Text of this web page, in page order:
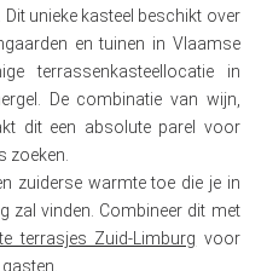
Dit unieke kasteel beschikt over
en tuinen in Vlaamse
terrassenkasteellocatie in
De combinatie van wijn,
dit een absolute parel voor
zoeken.
zuiderse warmte toe die je in
zal vinden. Combineer dit met
terrasjes Zuid-Limburg voor